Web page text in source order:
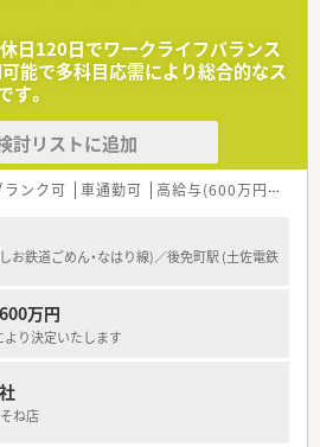
いです。
、有給休暇の平均取得日数は14日と高い消
に印をつけるだけで申請でき、6連休の取
。
】
査、服薬指導となり、薬剤師本来の専門業
。
書作成は本社で一括対応するため、店舗で
ています。
ら製造、販売までを一貫して手掛ける複合
性は抜群です。
までをサポートし、地域に根差したかかり
休日120日でワークライフバランス
能で多科目応需により総合的なス
す。
討リストに追加
ランク可 車通勤可 高給与(600万円以上)
お鉄道ごめん・なはり線)／後免町駅 (土佐電鉄
万円
り決定いたします
ね店